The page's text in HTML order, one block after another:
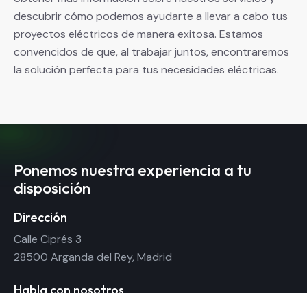
descubrir cómo podemos ayudarte a llevar a cabo tus
proyectos eléctricos de manera exitosa. Estamos
convencidos de que, al trabajar juntos, encontraremos
la solución perfecta para tus necesidades eléctricas.
Ponemos nuestra experiencia a tu
disposición
Dirección
Calle Ciprés 3
28500 Arganda del Rey, Madrid